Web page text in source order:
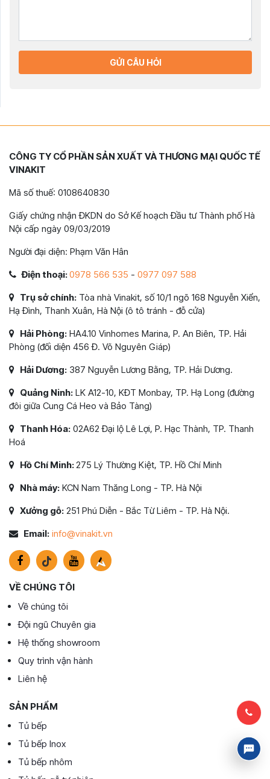
GỬI CÂU HỎI
CÔNG TY CỔ PHẦN SẢN XUẤT VÀ THƯƠNG MẠI QUỐC TẾ
VINAKIT
Mã số thuế: 0108640830
Giấy chứng nhận ĐKDN do Sở Kế hoạch Đầu tư Thành phố Hà
Nội cấp ngày 09/03/2019
Người đại diện: Phạm Văn Hân
Điện thoại:0978 566 535 - 0977 097 588
Trụ sở chính: Tòa nhà Vinakit, số 10/1 ngõ 168 Nguyễn Xiển,
Hạ Đình, Thanh Xuân, Hà Nội (ô tô tránh - đỗ cửa)
Hải Phòng: HA4.10 Vinhomes Marina, P. An Biên, TP. Hải
Phòng (đối diện 456 Đ. Võ Nguyên Giáp)
Hải Dương: 387 Nguyễn Lương Bằng, TP. Hải Dương.
Quảng Ninh: LK A12-10, KĐT Monbay, TP. Hạ Long (đường
đôi giữa Cung Cá Heo và Bảo Tàng)
Thanh Hóa: 02A62 Đại lộ Lê Lợi, P. Hạc Thành, TP. Thanh
Hoá
Hồ Chí Minh:275 Lý Thường Kiệt, TP. Hồ Chí Minh
Nhà máy: KCN Nam Thăng Long - TP. Hà Nội
Xưởng gỗ: 251 Phú Diễn - Bắc Từ Liêm - TP. Hà Nội.
Email: info@vinakit.vn
VỀ CHÚNG TÔI
Về chúng tôi
Đội ngũ Chuyên gia
Hệ thống showroom
Quy trình vận hành
Liên hệ
SẢN PHẨM
Tủ bếp
Tủ bếp Inox
Tủ bếp nhôm